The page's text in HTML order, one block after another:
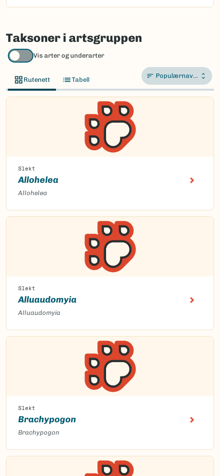
Taksoner i artsgruppen
Vis arter og underarter
Rutenett Tabell Populærnavn A-Å
Slekt
Allohelea
Allohelea
Slekt
Alluaudomyia
Alluaudomyia
Slekt
Brachypogon
Brachypogon